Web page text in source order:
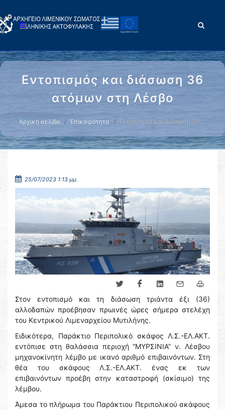
Εντοπισμός και διάσωση 36
ατόμων στη Λέσβο
Αρχική σελίδα Επικαιρότητα Εντοπισμός και διάσωση 36 …
25/07/2023 1:13 μμ.
Στον εντοπισμό και τη διάσωση τριάντα έξι (36)
αλλοδαπών προέβησαν πρωινές ώρες σήμερα στελέχη
του Κεντρικού Λιμεναρχείου Μυτιλήνης.
Ειδικότερα, Παράκτιο Περιπολικό σκάφος Λ.Σ.-ΕΛ.ΑΚΤ.
εντόπισε στη θαλάσσια περιοχή “ΜΥΡΣΙΝΙΑ” ν. Λέσβου
μηχανοκίνητη λέμβο με ικανό αριθμό επιβαινόντων. Στη
θέα του σκάφους Λ.Σ.-ΕΛ.ΑΚΤ. ένας εκ των
επιβαινόντων προέβη στην καταστροφή (σκίσιμο) της
λέμβου.
Άμεσα το πλήρωμα του Παράκτιου Περιπολικού σκάφους